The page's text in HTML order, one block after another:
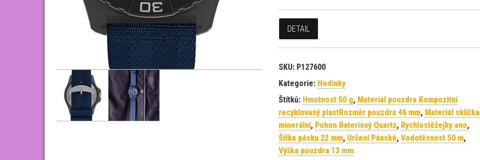
DETAIL
SKU: P127600
Kategorie: Hodinky
Štítků: Hmotnost 50 g, Materiál pouzdra Kompozitní
recyklovaný plastRozměr pouzdra 46 mm, Materiál sklíčka
minerální, Pohon Bateriový Quartz, Rychlostěžejky ano,
Šířka pásku 22 mm, Určení Pánské, Vodotěsnost 50 m,
Výška pouzdra 13 mm